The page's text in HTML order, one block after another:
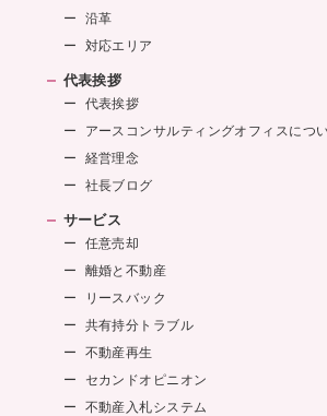
沿革
対応エリア
代表挨拶
代表挨拶
アースコンサルティングオフィスにつ
経営理念
社長ブログ
サービス
任意売却
離婚と不動産
リースバック
共有持分トラブル
不動産再生
セカンドオピニオン
不動産入札システム